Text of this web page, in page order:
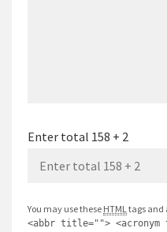
Enter total 158 + 2
You may use these HTMLtags and
<abbr title="">